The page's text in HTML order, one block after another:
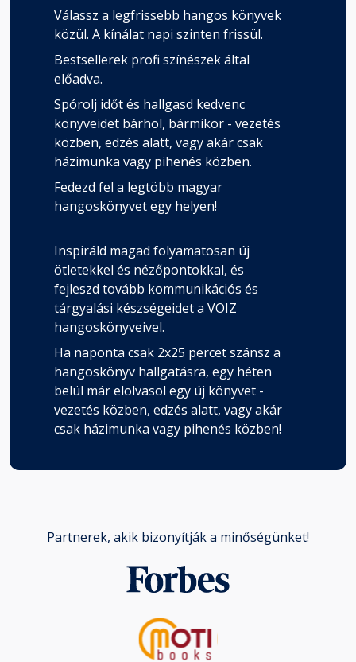
Ötvenhét - Millie
Fejezet hossza: 00:07:58
Ötvennyolc - Nina
Fejezet hossza: 00:07:07
Ötvenkilenc - Nina
Hatvan - Nina
Fejezet hossza: 00:09:35
Hatvanegy - Nina
Fejezet hossza: 00:14:18
Epilógus - Millie
Fejezet hossza: 00:05:04
Válassz a legfrissebb hangos könyvek
közül. A kínálat napi szinten frissül.
Bestsellerek profi színészek által
előadva.
Spórolj időt és hallgasd kedvenc
könyveidet bárhol, bármikor - vezetés
közben, edzés alatt, vagy akár csak
házimunka vagy pihenés közben.
Fedezd fel a legtöbb magyar
hangoskönyvet egy helyen!
Inspiráld magad folyamatosan új
ötletekkel és nézőpontokkal, és
fejleszd tovább kommunikációs és
tárgyalási készségeidet a VOIZ
hangoskönyveivel.
Ha naponta csak 2x25 percet szánsz a
hangoskönyv hallgatásra, egy héten
belül már elolvasol egy új könyvet -
vezetés közben, edzés alatt, vagy akár
csak házimunka vagy pihenés közben!
Partnerek, akik bizonyítják a minőségünket!